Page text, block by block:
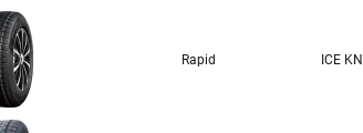
Rapid ICE